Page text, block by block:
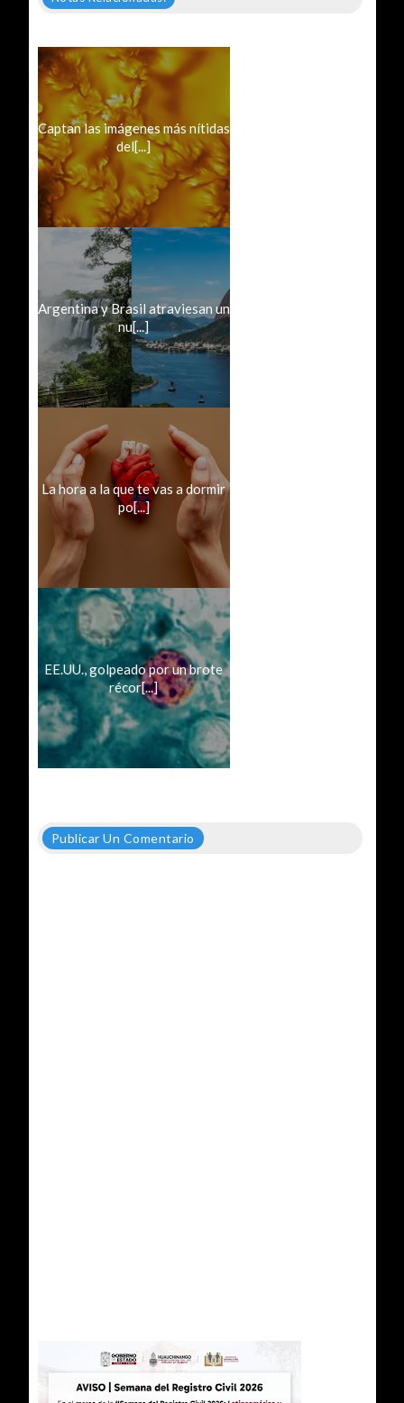
Captan las imágenes más nítidas
del[...]
Argentina y Brasil atraviesan un
nu[...]
La hora a la que te vas a dormir
po[...]
EE.UU., golpeado por un brote
récor[...]
Publicar Un Comentario